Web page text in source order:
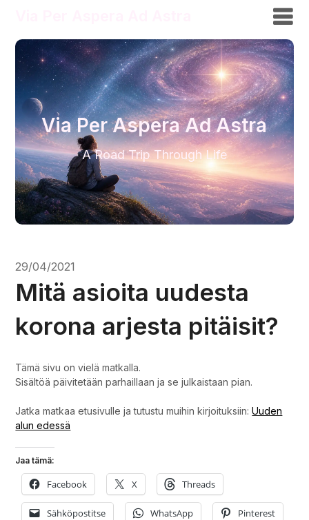
Via Per Aspera Ad Astra
A Road Trip Through Life
29/04/2021
Mitä asioita uudesta
korona arjesta pitäisit?
Tämä sivu on vielä matkalla.
Sisältöä päivitetään parhaillaan ja se julkaistaan pian.
Jatka matkaa etusivulle ja tutustu muihin kirjoituksiin:Uuden
alun edessä
Jaa tämä:
Facebook X Threads
Sähköpostitse WhatsApp Pinterest